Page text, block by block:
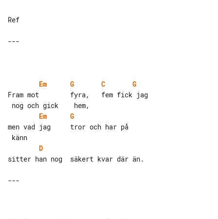
Ref
---
Em G C
G
Fram mot        fyra,   fem fick jag
Em
G
men vad jag     tror och har på
D
sitter han nog  säkert kvar där än.
---